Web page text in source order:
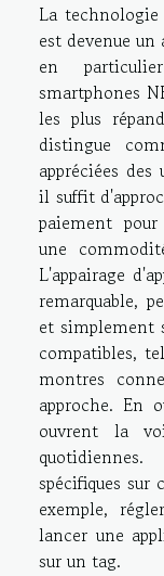
La
est devenue
en
smartphones
les plus
distingue
appréciées
il suffit
paiement
une
L'appairage
remarquable,
et simplement
compatibles,
montres
approche. En
ouvrent la
spécifiques sur
exemple,
lancer une
sur un tag.